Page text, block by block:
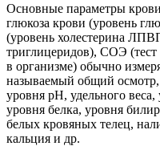
Основные параметры
глюкоза крови (уровень
(уровень холестерина
триглицеридов), СОЭ
в организме) обычно
называемый общий осмотр,
уровня pH, удельного
уровня белка, уровня
белых кровяных телец,
кальция и др.